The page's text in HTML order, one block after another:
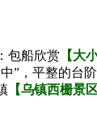
包船欣赏 【大
”，平整的台
【乌镇西栅景区